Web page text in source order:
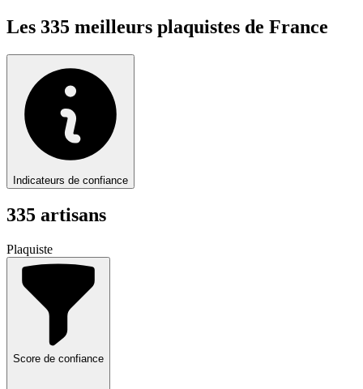
Les 335 meilleurs plaquistes de France
Indicateurs de confiance
335 artisans
Plaquiste
Score de confiance